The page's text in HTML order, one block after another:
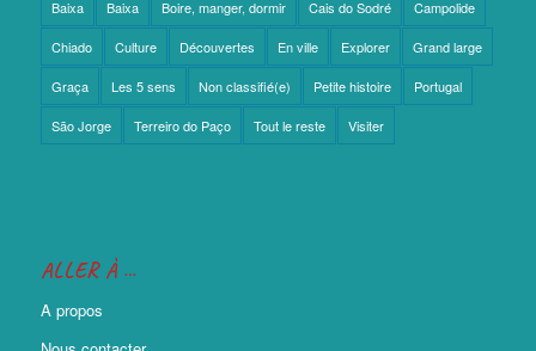
Baixa Baixa Boire, manger, dormir Cais do Sodré Campolide
Chiado Culture Découvertes En ville Explorer Grand large
Graça Les 5 sens Non classifié(e) Petite histoire Portugal
São Jorge Terreiro do Paço Tout le reste Visiter
ALLER À …
A propos